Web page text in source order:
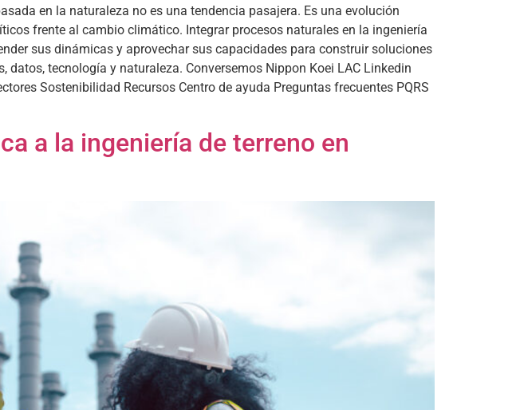
en la naturaleza no es una tendencia pasajera. Es una evolución
frente al cambio climático. Integrar procesos naturales en la ingeniería
sus dinámicas y aprovechar sus capacidades para construir soluciones
tecnología y naturaleza. Conversemos Nippon Koei LAC Linkedin
Sostenibilidad Recursos Centro de ayuda Preguntas frecuentes PQRS
a la ingeniería de terreno en